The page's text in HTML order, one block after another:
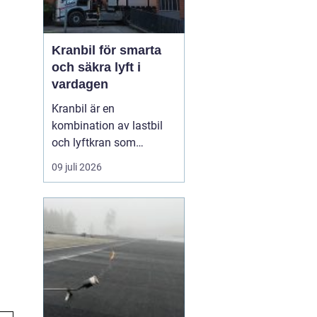
Kranbil för smarta
och säkra lyft i
vardagen
Kranbil är en
kombination av lastbil
och lyftkran som
används när tungt eller
skrymmande material
säkert och
Genom att hyra en
kranbil kan
privatpersoner, företag
och entrepren&...
09 juli 2026